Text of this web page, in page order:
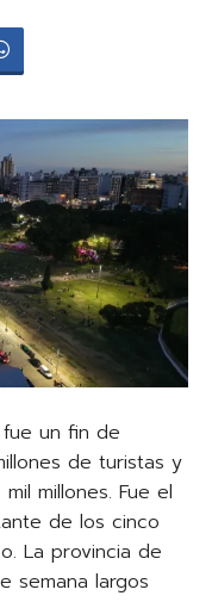
fue un fin de
de turistas y
millones. Fue el
de los cinco
La provincia de
semana largos